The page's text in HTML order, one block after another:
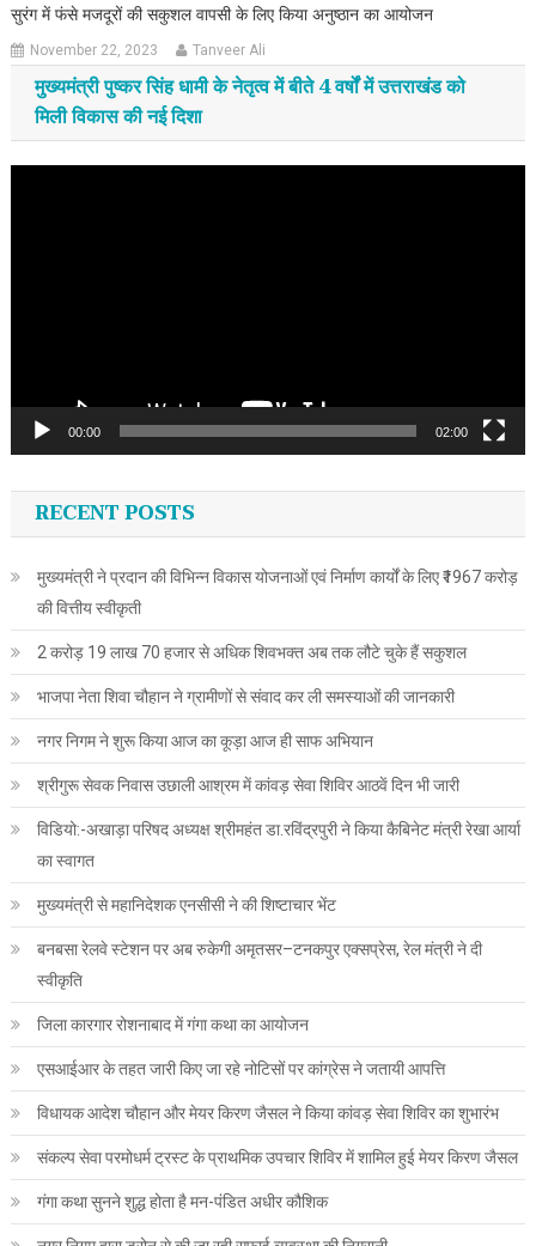
सुरंग में फंसे मजदूरों की सकुशल वापसी के लिए किया अनुष्ठान का आयोजन
November 22, 2023 Tanveer Ali
मुख्यमंत्री पुष्कर सिंह धामी के नेतृत्व में बीते 4 वर्षों में उत्तराखंड को
मिली विकास की नई दिशा
00:00 02:00
RECENT POSTS
मुख्यमंत्री ने प्रदान की विभिन्न विकास योजनाओं एवं निर्माण कार्यों के लिए ₹1967 करोड़
की वित्तीय स्वीकृती
2 करोड़ 19 लाख 70 हजार से अधिक शिवभक्त अब तक लौटे चुके हैं सकुशल
भाजपा नेता शिवा चौहान ने ग्रामीणों से संवाद कर ली समस्याओं की जानकारी
नगर निगम ने शुरू किया आज का कूड़ा आज ही साफ अभियान
श्रीगुरू सेवक निवास उछाली आश्रम में कांवड़ सेवा शिविर आठवें दिन भी जारी
विडियो:-अखाड़ा परिषद अध्यक्ष श्रीमहंत डा.रविंद्रपुरी ने किया कैबिनेट मंत्री रेखा आर्या
का स्वागत
मुख्यमंत्री से महानिदेशक एनसीसी ने की शिष्टाचार भेंट
बनबसा रेलवे स्टेशन पर अब रुकेगी अमृतसर–टनकपुर एक्सप्रेस, रेल मंत्री ने दी
स्वीकृति
जिला कारगार रोशनाबाद में गंगा कथा का आयोजन
एसआईआर के तहत जारी किए जा रहे नोटिसों पर कांग्रेस ने जतायी आपत्ति
विधायक आदेश चौहान और मेयर किरण जैसल ने किया कांवड़ सेवा शिविर का शुभारंभ
संकल्प सेवा परमोधर्म ट्रस्ट के प्राथमिक उपचार शिविर में शामिल हुई मेयर किरण जैसल
गंगा कथा सुनने शुद्ध होता है मन-पंडित अधीर कौशिक